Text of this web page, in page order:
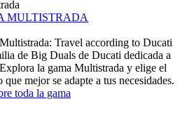
MULTISTRADA
Travel according to Ducati
de Big Duals de Ducati dedicada a
la gama Multistrada y elige el
que mejor se adapte a tus necesidades.
toda la gama